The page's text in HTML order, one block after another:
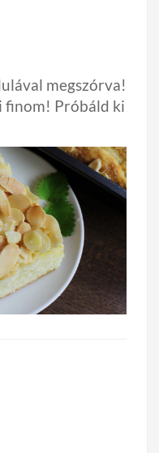
megszórva!
finom! Próbáld ki